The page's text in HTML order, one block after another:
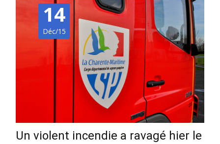
14
Déc/15
Un violent incendie a ravagé hier le